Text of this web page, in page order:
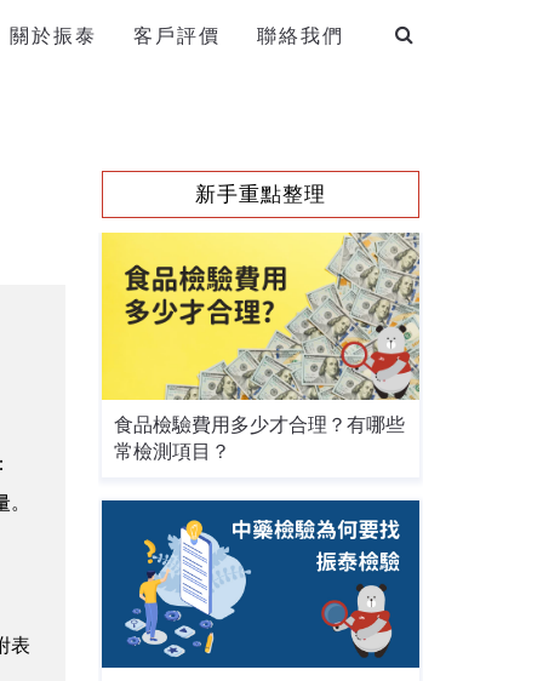
關於振泰 客戶評價 聯絡我們
表
新手重點整理
食品檢驗費用多少才合理？有哪些
常檢測項目？